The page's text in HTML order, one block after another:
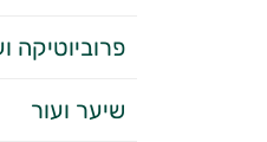
פרוביוטיקה
שיער ועור